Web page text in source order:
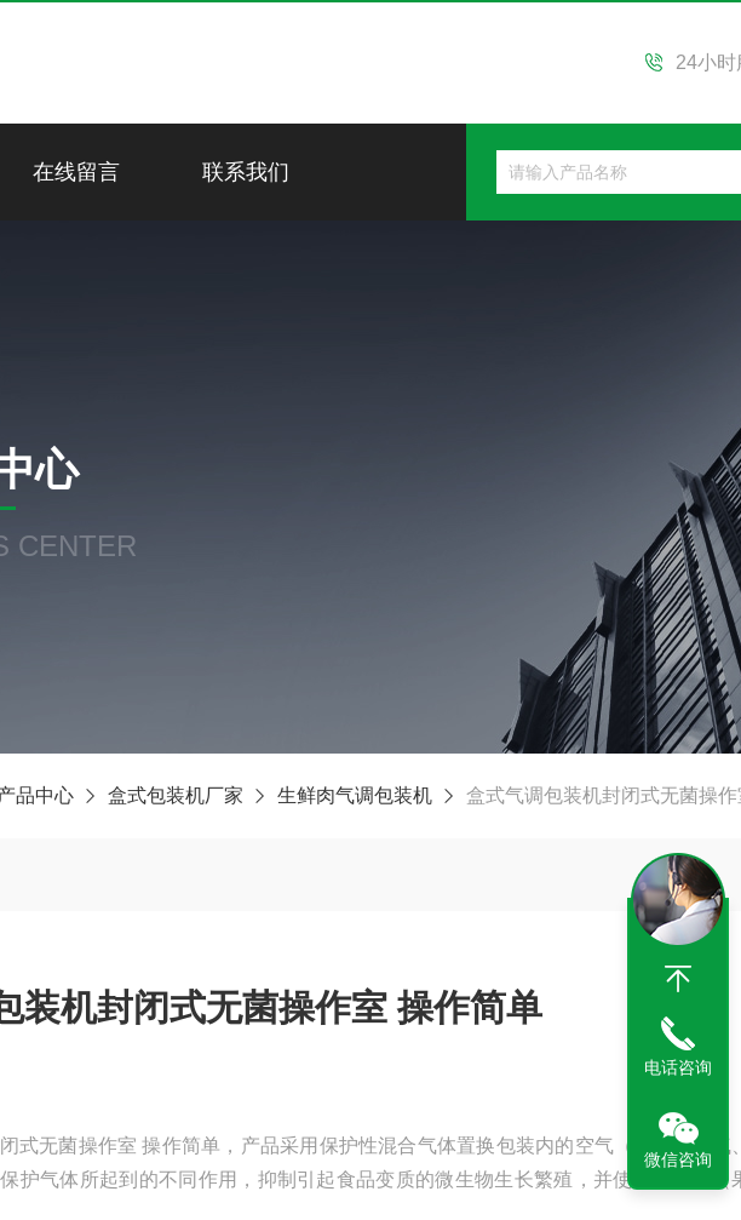
24小
在线留言 联系我们
心
CENTER
品中心 盒式包装机厂家 生鲜肉气调包装机 盒式气调包装机封闭式无菌操
装机封闭式无菌操作室 操作简单
式无菌操作室 操作简单，产品采用保护性混合气体置换包装内的空气（氮气、氧气
护气体所起到的不同作用，抑制引起食品变质的微生物生长繁殖，并使活性食品（
电话咨询
微信咨询